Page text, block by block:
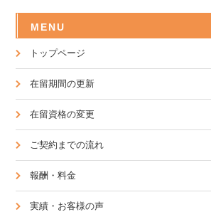
MENU
トップページ
在留期間の更新
在留資格の変更
ご契約までの流れ
報酬・料金
実績・お客様の声